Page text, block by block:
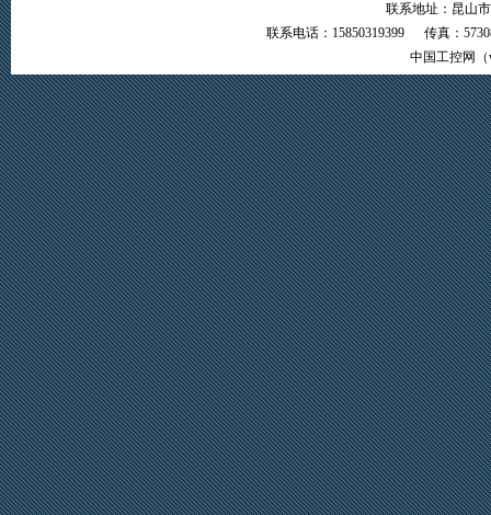
联系地址：昆山
联系电话：15850319399 传真：
中国工控网（